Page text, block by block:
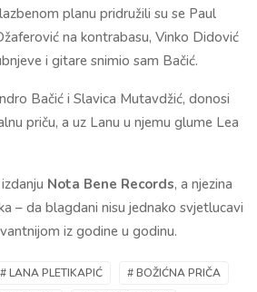
planu pridružili su se Paul
na kontrabasu, Vinko Didović
i gitare snimio sam Bačić.
Bačić i Slavica Mutavdžić, donosi
priču, a uz Lanu u njemu glume Lea
Nota Bene Records, a njezina
– da blagdani nisu jednako svjetlucavi
iz godine u godinu.
# LANA PLETIKAPIĆ
# BOŽIĆNA PRIČA